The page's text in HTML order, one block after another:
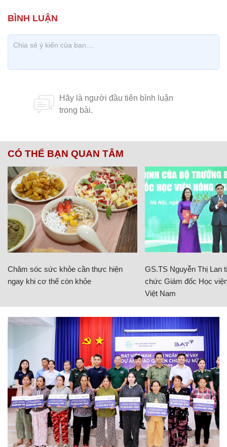
CÓ THỂ BẠN QUAN TÂM
Chăm sóc sức khỏe cần thực hiện
ngay khi cơ thể còn khỏe
GS.TS Nguyễn Thị Lan
chức Giám đốc Học
Việt Nam